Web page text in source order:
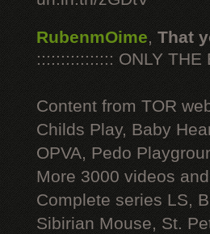
RubenmOime, That
:::::::::::::::: ONLY THE
Content from TOR
Childs Play, Baby
OPVA, Pedo
More 3000 videos
Complete series LS,
Sibirian Mouse, St.